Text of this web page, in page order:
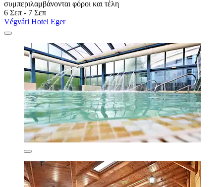
συμπεριλαμβάνονται φόροι και τέλη
6 Σεπ - 7 Σεπ
Végvári Hotel Eger